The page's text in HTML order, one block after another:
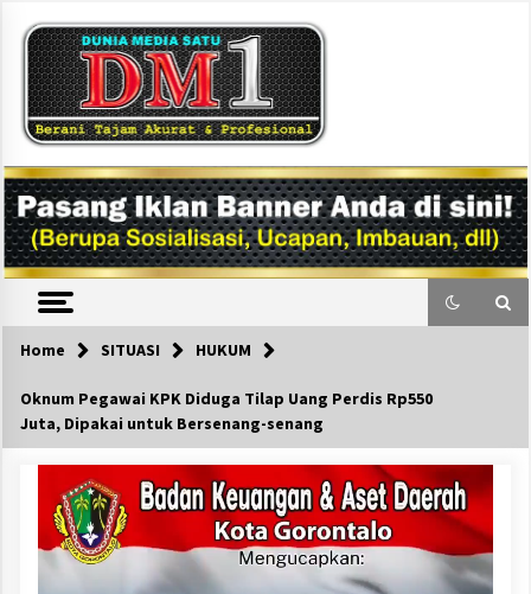
content
DM1
Home SITUASI HUKUM
Oknum Pegawai KPK Diduga Tilap Uang Perdis Rp550
Juta, Dipakai untuk Bersenang-senang